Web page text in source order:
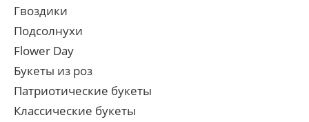
Гвоздики
Подсолнухи
Flower Day
Букеты из роз
Патриотические букеты
Классические букеты